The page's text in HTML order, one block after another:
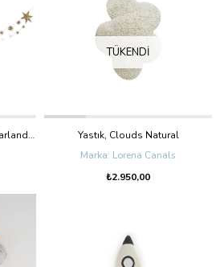
Meri Meri - Eco Glitter Stars Garland - Simli Yıldızlar Asılan Süs
TÜKENDI
Yastık, Clouds Natural
Lorena Canals
₺2.950,00